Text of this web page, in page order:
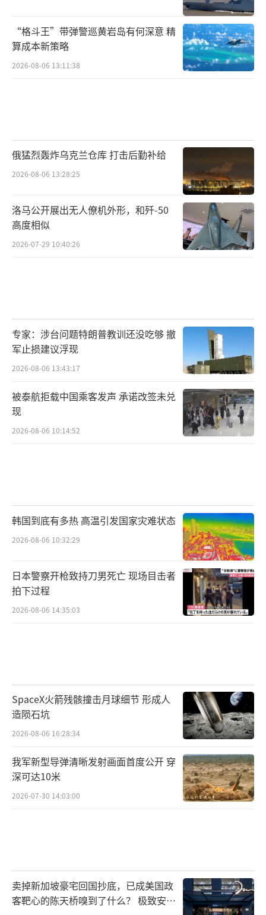
“格斗王”带弹警巡黄岩岛有何深意 精
算成本新策略
2026-08-06 13:11:38
俄猛烈轰炸乌克兰仓库 打击后勤补给
2026-08-06 13:28:25
洛马公开展出无人僚机外形，和歼-50
高度相似
2026-07-29 10:40:26
专家：涉台问题特朗普教训还没吃够 撤
军止损建议浮现
2026-08-06 13:43:17
被泰航拒载中国乘客发声 承诺改签未兑
现
2026-08-06 10:14:52
韩国到底有多热 高温引发国家灾难状态
2026-08-06 10:32:29
日本警察开枪致持刀男死亡 现场目击者
拍下过程
2026-08-06 14:35:03
SpaceX火箭残骸撞击月球细节 形成人
造陨石坑
2026-08-06 16:28:34
我军新型导弹清晰发射画面首度公开 穿
深可达10米
2026-07-30 14:03:00
卖掉新加坡豪宅回国抄底，已成美国政
客靶心的陈天桥嗅到了什么？ 极致安全